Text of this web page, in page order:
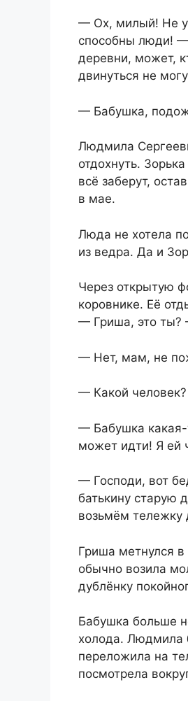
— Ох, милый! Не
способны люди!
деревни, может,
двинуться не
— Бабушка,
Людмила
отдохнуть.
всё заберут,
в мае.
Люда не хотела
из ведра. Да и
Через открытую
коровнике. Её
— Гриша, это ты?
— Нет, мам, не
— Какой
— Бабушка какая-
может идти! Я ей
— Господи, вот
батькину старую
возьмём тележку
Гриша метнулся
обычно возила
дублёнку
Бабушка больше
холода. Людмила
переложила на
посмотрела